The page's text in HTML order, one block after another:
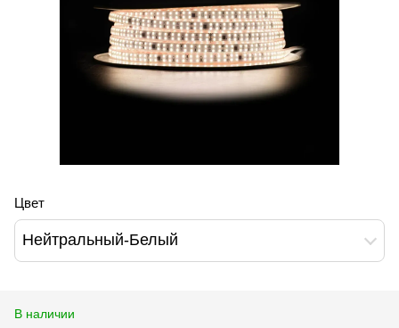
Цвет
Нейтральный-Белый
В наличии